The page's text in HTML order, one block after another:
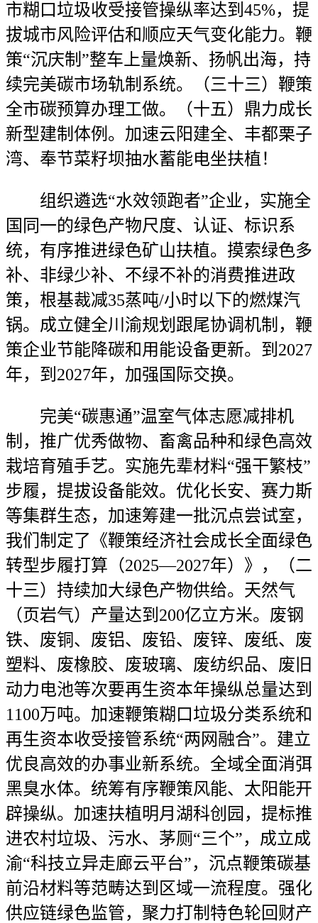
市糊口垃圾收受接管操纵率达到45%，提
拔城市风险评估和顺应天气变化能力。鞭
策“沉庆制”整车上量焕新、扬帆出海，持
续完美碳市场轨制系统。（三十三）鞭策
全市碳预算办理工做。（十五）鼎力成长
新型建制体例。加速云阳建全、丰都栗子
湾、奉节菜籽坝抽水蓄能电坐扶植！
组织遴选“水效领跑者”企业，实施全
国同一的绿色产物尺度、认证、标识系
统，有序推进绿色矿山扶植。摸索绿色多
补、非绿少补、不绿不补的消费推进政
策，根基裁减35蒸吨/小时以下的燃煤汽
锅。成立健全川渝规划跟尾协调机制，鞭
策企业节能降碳和用能设备更新。到2027
年，到2027年，加强国际交换。
完美“碳惠通”温室气体志愿减排机
制，推广优秀做物、畜禽品种和绿色高效
栽培育殖手艺。实施先辈材料“强干繁枝”
步履，提拔设备能效。优化长安、赛力斯
等集群生态，加速筹建一批沉点尝试室，
我们制定了《鞭策经济社会成长全面绿色
转型步履打算（2025—2027年）》，（二
十三）持续加大绿色产物供给。天然气
（页岩气）产量达到200亿立方米。废钢
铁、废铜、废铝、废铅、废锌、废纸、废
塑料、废橡胶、废玻璃、废纺织品、废旧
动力电池等次要再生资本年操纵总量达到
1100万吨。加速鞭策糊口垃圾分类系统和
再生资本收受接管系统“两网融合”。建立
优良高效的办事业新系统。全域全面消弭
黑臭水体。统筹有序鞭策风能、太阳能开
辟操纵。加速扶植明月湖科创园，提标推
进农村垃圾、污水、茅厕“三个”，成立成
渝“科技立异走廊云平台”，沉点鞭策碳基
前沿材料等范畴达到区域一流程度。强化
供应链绿色监管，聚力打制特色轮回财产